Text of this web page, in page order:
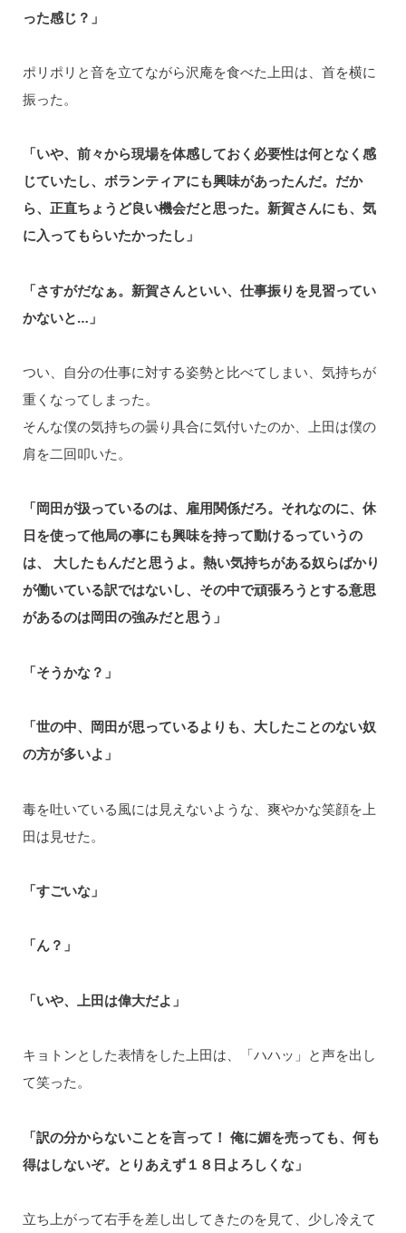
った感じ？」
ポリポリと音を立てながら沢庵を食べた上田は、⾸を横に
振った。
「いや、前々から現場を体感しておく必要性は何となく感
じていたし、ボランティアにも興味があったんだ。だか
ら、正直ちょうど良い機会だと思った。新賀さんにも、気
に入ってもらいたかったし」
「さすがだなぁ。新賀さんといい、仕事振りを⾒習ってい
かないと…」
つい、自分の仕事に対する姿勢と比べてしまい、気持ちが
重くなってしまった。
そんな僕の気持ちの曇り具合に気付いたのか、上田は僕の
肩を⼆回叩いた。
「岡田が扱っているのは、雇⽤関係だろ。それなのに、休
日を使って他局の事にも興味を持って動けるっていうの
は、 大したもんだと思うよ。熱い気持ちがある奴らばかり
が働いている訳ではないし、その中で頑張ろうとする意思
があるのは岡田の強みだと思う」
「そうかな？」
「世の中、岡田が思っているよりも、大したことのない奴
の方が多いよ」
毒を吐いている風には⾒えないような、爽やかな笑顔を上
田は見せた。
「すごいな」
「ん？」
「いや、上田は偉大だよ」
キョトンとした表情をした上田は、「ハハッ」と声を出し
て笑った。
「訳の分からないことを言って！ 俺に媚を売っても、何も
得はしないぞ。とりあえず１８日よろしくな」
立ち上がって右手を差し出してきたのを見て、少し冷えて